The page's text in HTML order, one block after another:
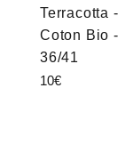
Terracotta -
Coton Bio -
36/41
Prix
10€